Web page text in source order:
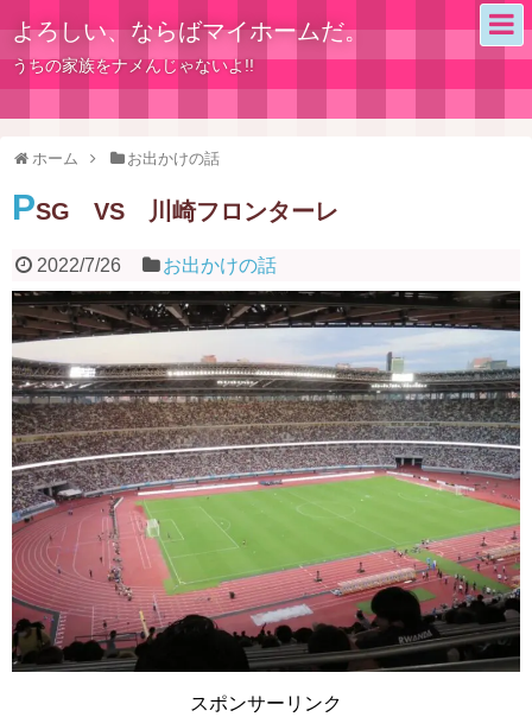
よろしい、ならばマイホームだ。
うちの家族をナメんじゃないよ!!
ホーム お出かけの話
PSG VS 川崎フロンターレ
2022/7/26 お出かけの話
スポンサーリンク